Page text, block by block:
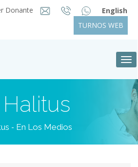
Donante
English
TURNOS WEB
- En Los Medios